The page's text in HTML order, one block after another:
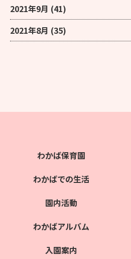
2021年9月 (41)
2021年8月 (35)
わかば保育園
わかばでの生活
園内活動
わかばアルバム
入園案内